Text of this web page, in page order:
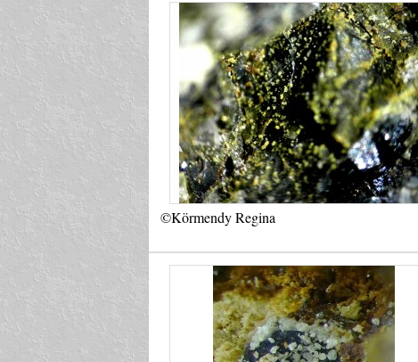
©Körmendy Regina